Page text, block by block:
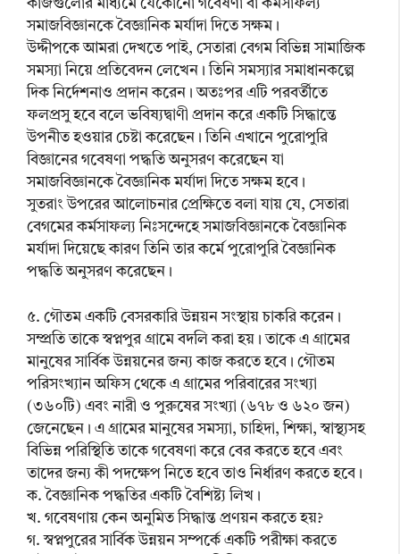
কাজগুলোর মাধ্যমে যেকোনো গবেষণা বা কর্মসাফল্য
সমাজবিজ্ঞানকে বৈজ্ঞানিক মর্যাদা দিতে সক্ষম।
উদ্দীপকে আমরা দেখতে পাই, সেতারা বেগম বিভিন্ন সামাজিক
সমস্যা নিয়ে প্রতিবেদন লেখেন। তিনি সমস্যার সমাধানকল্পে
দিক নির্দেশনাও প্রদান করেন। অতঃপর এটি পরবর্তীতে
ফলপ্রসু হবে বলে ভবিষ্যদ্বাণী প্রদান করে একটি সিদ্ধান্তে
উপনীত হওয়ার চেষ্টা করেছেন। তিনি এখানে পুরোপুরি
বিজ্ঞানের গবেষণা পদ্ধতি অনুসরণ করেছেন যা
সমাজবিজ্ঞানকে বৈজ্ঞানিক মর্যাদা দিতে সক্ষম হবে।
সুতরাং উপরের আলোচনার প্রেক্ষিতে বলা যায় যে, সেতারা
বেগমের কর্মসাফল্য নিঃসন্দেহে সমাজবিজ্ঞানকে বৈজ্ঞানিক
মর্যাদা দিয়েছে কারণ তিনি তার কর্মে পুরোপুরি বৈজ্ঞানিক
পদ্ধতি অনুসরণ করেছেন।
৫. গৌতম একটি বেসরকারি উন্নয়ন সংস্থায় চাকরি করেন।
সম্প্রতি তাকে স্বপ্নপুর গ্রামে বদলি করা হয়। তাকে এ গ্রামের
মানুষের সার্বিক উন্নয়নের জন্য কাজ করতে হবে। গৌতম
পরিসংখ্যান অফিস থেকে এ গ্রামের পরিবারের সংখ্যা
(৩৬০টি) এবং নারী ও পুরুষের সংখ্যা (৬৭৮ ও ৬২০ জন)
জেনেছেন। এ গ্রামের মানুষের সমস্যা, চাহিদা, শিক্ষা, স্বাস্থ্যসহ
বিভিন্ন পরিস্থিতি তাকে গবেষণা করে বের করতে হবে এবং
তাদের জন্য কী পদক্ষেপ নিতে হবে তাও নির্ধারণ করতে হবে।
ক. বৈজ্ঞানিক পদ্ধতির একটি বৈশিষ্ট্য লিখ।
খ. গবেষণায় কেন অনুমিত সিদ্ধান্ত প্রণয়ন করতে হয়?
গ. স্বপ্নপুরের সার্বিক উন্নয়ন সম্পর্কে একটি পরীক্ষা করতে